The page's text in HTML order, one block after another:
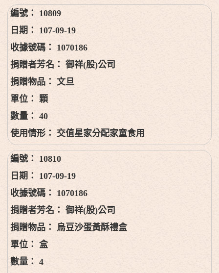
10809
107-09-19
1070186
御祥(股)公司
文旦
顆
40
交值星家分配家童食用
10810
107-09-19
1070186
御祥(股)公司
烏豆沙蛋黃酥禮盒
盒
4